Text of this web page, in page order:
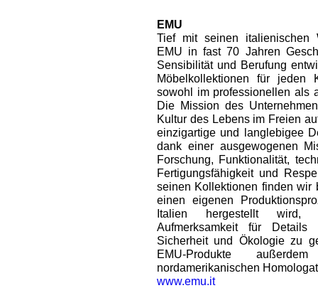
EMU
Tief mit seinen italienischen
EMU in fast 70 Jahren
Sensibilität und Berufung
Möbelkollektionen für jeden
sowohl im professionellen als
Die Mission des
Kultur des Lebens im Freien
einzigartige und langlebigee
dank einer ausgewogenen
Forschung, Funktionalität,
Fertigungsfähigkeit und
seinen Kollektionen finden wir
einen eigenen
Italien hergestellt wird,
Aufmerksamkeit für
Sicherheit und Ökologie zu
EMU-Produkte
nordamerikanischen
www.emu.it